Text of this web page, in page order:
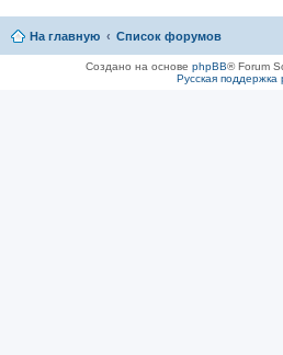
На главную Список форумов
Создано на основе phpBB® Forum
Русская поддержка